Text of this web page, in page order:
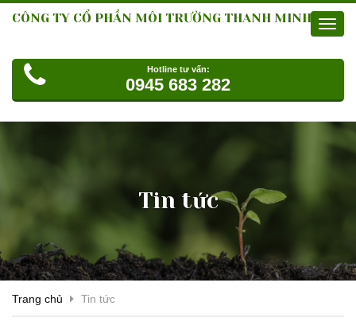
CÔNG TY CỔ PHẦN MÔI TRƯỜNG THANH MINH
Hotline tư vấn:
0945 683 282
Tin tức
Trang chủ Tin tức